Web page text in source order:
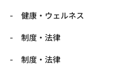
健康・ウェルネス
制度・法律
制度・法律